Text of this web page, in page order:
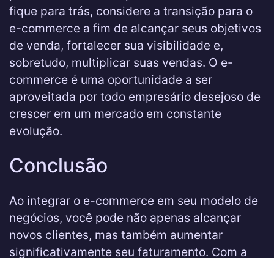
fique para trás, considere a transição para o
e-commerce a fim de alcançar seus objetivos
de venda, fortalecer sua visibilidade e,
sobretudo, multiplicar suas vendas. O e-
commerce é uma oportunidade a ser
aproveitada por todo empresário desejoso de
crescer em um mercado em constante
evolução.
Conclusão
Ao integrar o e-commerce em seu modelo de
negócios, você pode não apenas alcançar
novos clientes, mas também aumentar
significativamente seu faturamento. Com a